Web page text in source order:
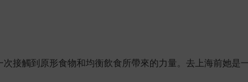
接觸到原形食物和均衡飲食所帶來的力量。去上海前她是